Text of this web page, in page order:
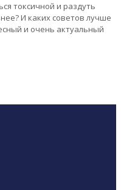
токсичной и раздуть
И каких советов лучше
и очень актуальный